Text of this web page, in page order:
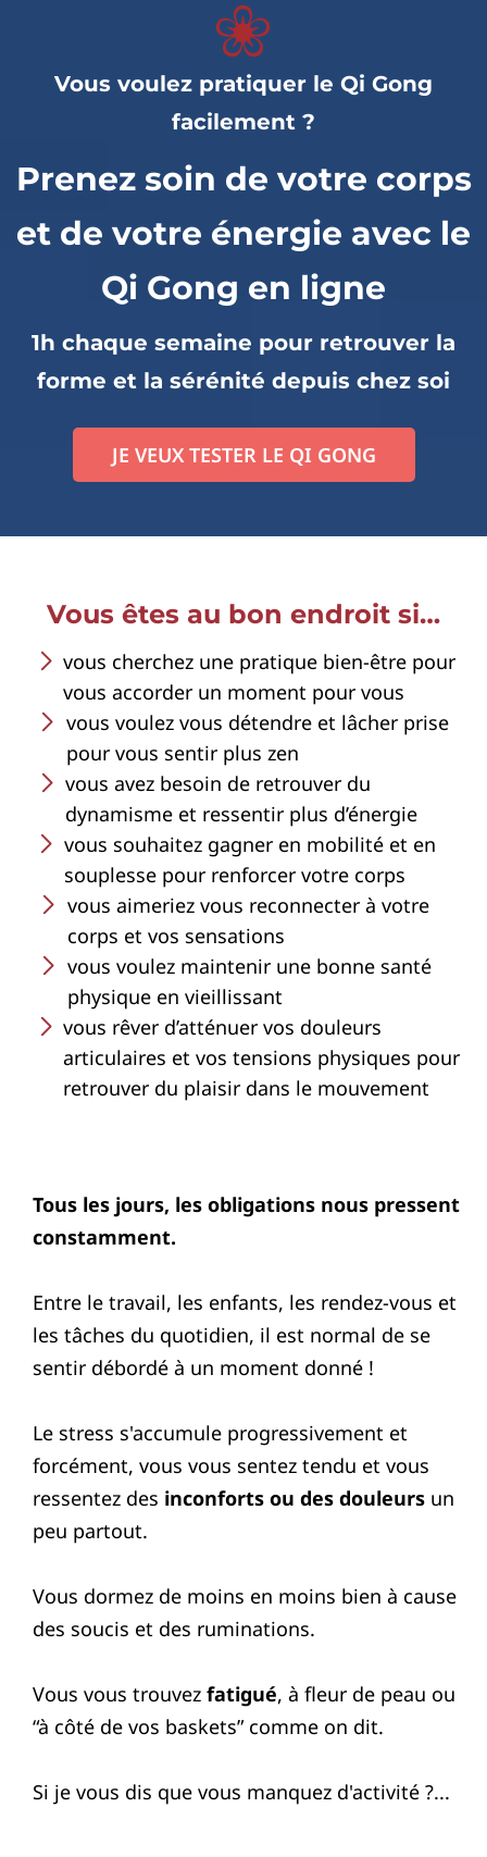
Vous voulez pratiquer le Qi Gong
facilement ?
Prenez soin de votre corps
et de votre énergie avec le
Qi Gong en ligne
1h chaque semaine pour retrouver la
forme et la sérénité depuis chez soi
JE VEUX TESTER LE QI GONG
Vous êtes au bon endroit si…
vous cherchez une pratique bien-être pour
vous accorder un moment pour vous
vous voulez vous détendre et lâcher prise
pour vous sentir plus zen
vous avez besoin de retrouver du
dynamisme et ressentir plus d’énergie
vous souhaitez gagner en mobilité et en
souplesse pour renforcer votre corps
vous aimeriez vous reconnecter à votre
corps et vos sensations
vous voulez maintenir une bonne santé
physique en vieillissant
vous rêver d’atténuer vos douleurs
articulaires et vos tensions physiques pour
retrouver du plaisir dans le mouvement
Tous les jours, les obligations nous pressent
constamment.
Entre le travail, les enfants, les rendez-vous et
les tâches du quotidien, il est normal de se
sentir débordé à un moment donné !
Le stress s'accumule progressivement et
forcément, vous vous sentez tendu et vous
ressentez des inconforts ou des douleurs un
peu partout.
Vous dormez de moins en moins bien à cause
des soucis et des ruminations.
Vous vous trouvez fatigué, à fleur de peau ou
“à côté de vos baskets” comme on dit.
Si je vous dis que vous manquez d'activité ?...